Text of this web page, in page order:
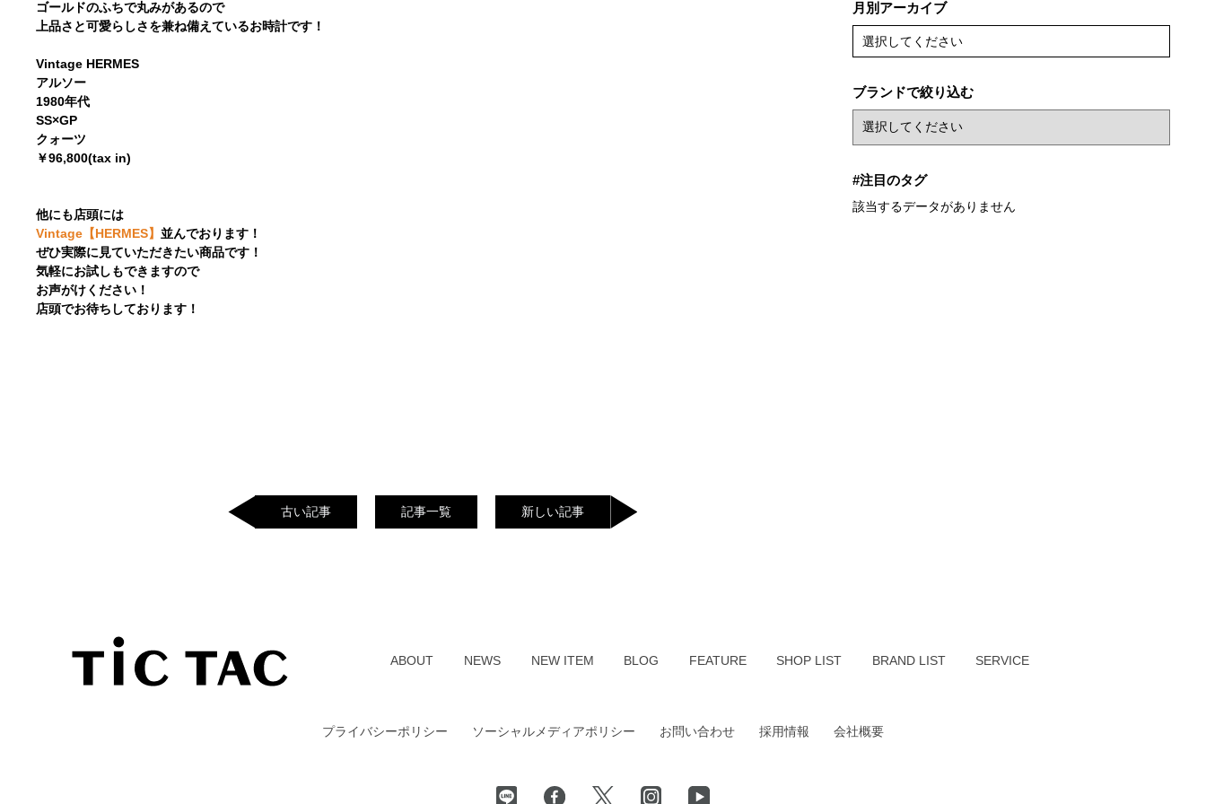
ゴールドのふちで丸みがあるので
上品さと可愛らしさを兼ね備えているお時計です！
Vintage HERMES
アルソー
1980年代
SS×GP
クォーツ
￥96,800(tax in)
他にも店頭には
Vintage【HERMES】並んでおります！
ぜひ実際に見ていただきたい商品です！
気軽にお試しもできますので
お声がけください！
店頭でお待ちしております！
古い記事 記事一覧 新しい記事
月別アーカイブ
選択してください
ブランドで絞り込む
#注目のタグ
該当するデータがありません
ABOUT NEWS NEW ITEM BLOG FEATURE SHOP LIST BRAND LIST SERVICE
プライバシーポリシー ソーシャルメディアポリシー お問い合わせ 採用情報 会社概要